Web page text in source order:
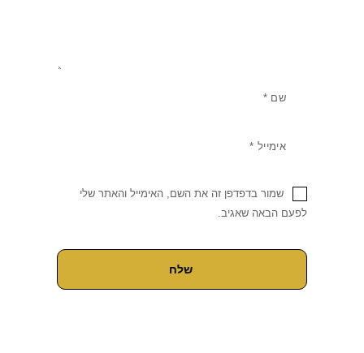
שמור בדפדפן זה את השם, האימייל והאתר שלי
לפעם הבאה שאגיב.